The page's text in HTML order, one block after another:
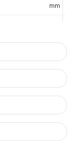
mm
đúc (t2)
mm
1,8 kg